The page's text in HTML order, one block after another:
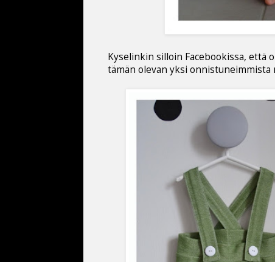
Kyselinkin silloin Facebookissa, että
tämän olevan yksi